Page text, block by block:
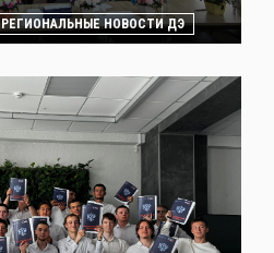
РЕГИОНАЛЬНЫЕ НОВОСТИ ДЭ